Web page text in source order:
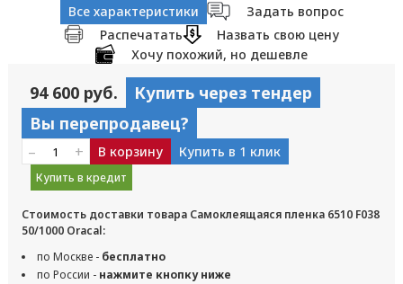
Все характеристики
Задать вопрос
Распечатать
Назвать свою цену
Хочу похожий, но дешевле
94 600 руб.
Купить через тендер
Вы перепродавец?
– + В корзину Купить в 1 клик
Купить в кредит
Стоимость доставки товара Самоклеящаяся пленка 6510 F038
50/1000 Oracal:
по Москве - бесплатно
по России - нажмите кнопку ниже